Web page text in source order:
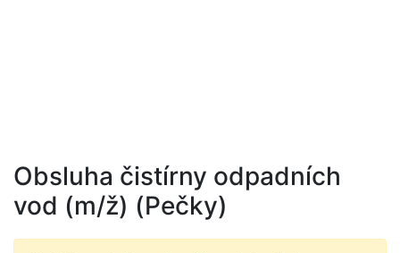
Obsluha čistírny odpadních
vod (m/ž) (Pečky)